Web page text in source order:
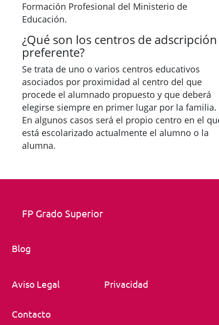
Formación Profesional del Ministerio de
Educación.
¿Qué son los centros de adscripción
preferente?
Se trata de uno o varios centros educativos
asociados por proximidad al centro del que
procede el alumnado propuesto y que deberá
elegirse siempre en primer lugar por la familia.
En algunos casos será el propio centro en el
está escolarizado actualmente el alumno o la
alumna.
FP Grado Superior
Blog
Aviso Legal Privacidad
Contacto